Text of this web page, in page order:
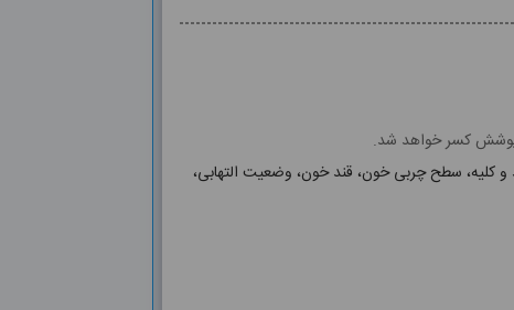
پوشش کسر خواهد شد.
کلیه، سطح چربی خون، قند خون، وضعیت التهابی،